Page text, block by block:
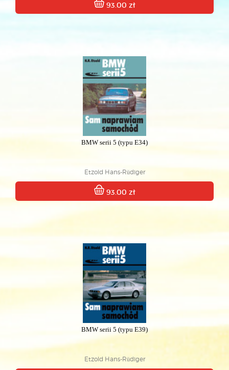
93.00 zł
BMW serii 5 (typu E34)
Etzold Hans-Rüdiger
93.00 zł
BMW serii 5 (typu E39)
Etzold Hans-Rüdiger